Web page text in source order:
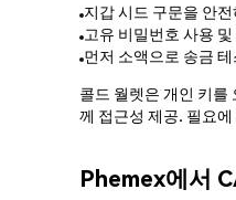
지갑 시드 구문을 안
고유 비밀번호 사용
먼저 소액으로 송금 테
콜드 월렛은 개인 키를
께 접근성 제공. 필요
Phemex에서